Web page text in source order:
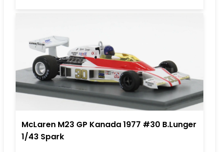
McLaren M23 GP Kanada 1977 #30 B.Lunger
1/43 Spark